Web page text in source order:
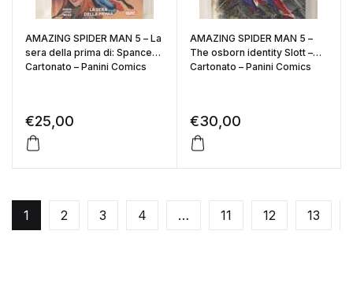
AMAZING SPIDER MAN 5 – La
sera della prima di: Spancer –
Cartonato – Panini Comics
€25,00
AMAZING SPIDER MAN 5 –
The osborn identity Slott –
Cartonato – Panini Comics
€30,00
1 2 3 4 … 11 12 13